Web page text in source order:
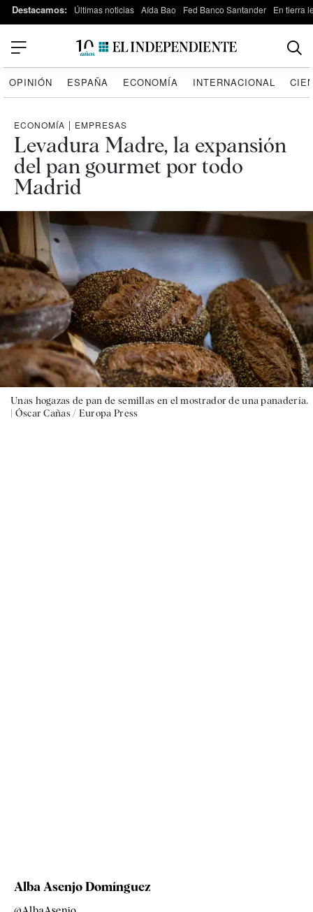
Destacamos: Últimas noticias Aída Bao Fed Banco Santander En tierra
OPINIÓN ESPAÑA ECONOMÍA INTERNACIONAL
ECONOMÍA | EMPRESAS
Levadura Madre, la expansión
del pan gourmet por todo
Madrid
Unas hogazas de pan de semillas en el mostrador de una panadería.
| Óscar Cañas / Europa Press
Alba Asenjo Domínguez